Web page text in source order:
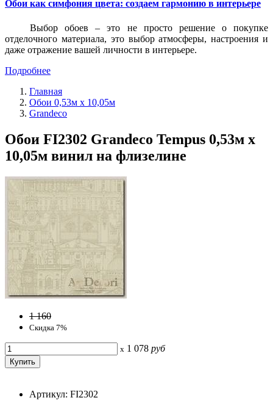
Обои как симфония цвета: создаем гармонию в интерьере
Выбор обоев – это не просто решение о покупке
отделочного материала, это выбор атмосферы, настроения и
даже отражение вашей личности в интерьере.
Подробнее
Главная
Обои 0,53м x 10,05м
Grandeco
Обои FI2302 Grandeco Tempus 0,53м x
10,05м винил на флизелине
1 160
Скидка 7%
x 1 078 руб
Артикул: FI2302